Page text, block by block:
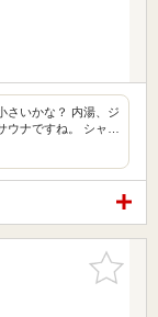
さいかな？ 内湯、ジ
ウナですね。 シャ…
お気に入
りに追加